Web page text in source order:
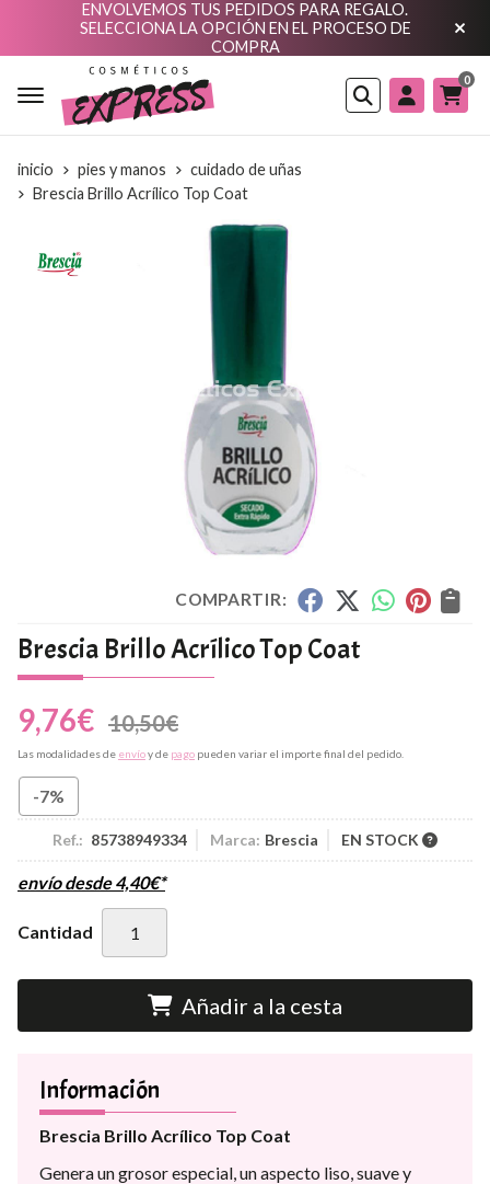
ENVOLVEMOS TUS PEDIDOS PARA REGALO.
SELECCIONA LA OPCIÓN EN EL PROCESO DE
COMPRA
Buscar
0
inicio pies y manos
cuidado de uñas
Brescia Brillo Acrílico Top Coat
COMPARTIR:
Brescia Brillo Acrílico Top Coat
9,76€ 10,50€
Las modalidades de envíoy de pago pueden variar el importe final del pedido.
-7%
Ref.: 85738949334 Marca: Brescia EN STOCK
envío desde4,40€*
Cantidad
Añadir a la cesta
Información
Brescia Brillo Acrílico Top Coat
Genera un grosor especial, un aspecto liso, suave y